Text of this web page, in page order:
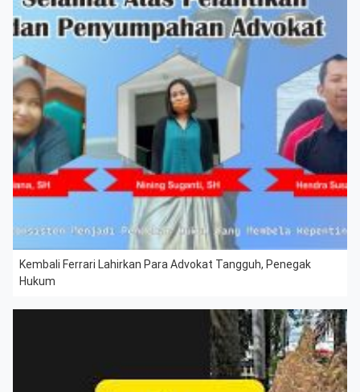
Kembali Ferrari Lahirkan Para Advokat Tangguh, Penegak
Hukum